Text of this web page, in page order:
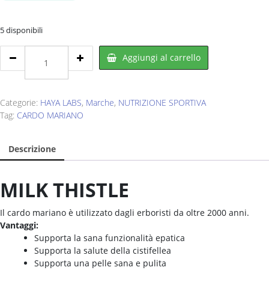
€25,00.
5 disponibili
Milk
60
cps
Aggiungi al carrello
Categorie: HAYA LABS, Marche, NUTRIZIONE SPORTIVA
Tag: CARDO MARIANO
Descrizione
MILK THISTLE
Il cardo mariano è utilizzato dagli erboristi da oltre 2000 anni.
Vantaggi:
Supporta la sana funzionalità epatica
Supporta la salute della cistifellea
Supporta una pelle sana e pulita